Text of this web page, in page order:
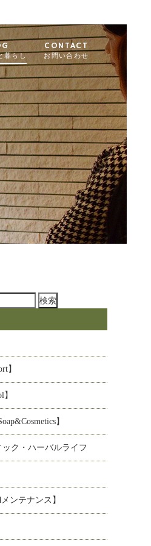
暮らし
CONTACT
お問い合わせ
】
】
ク・ハーバルライフ
ンテナンス】